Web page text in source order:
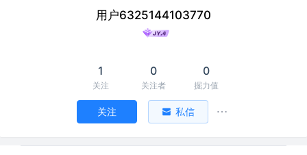
用户6325144103770
1
关注
0
关注者
0
掘力值
关注 私信